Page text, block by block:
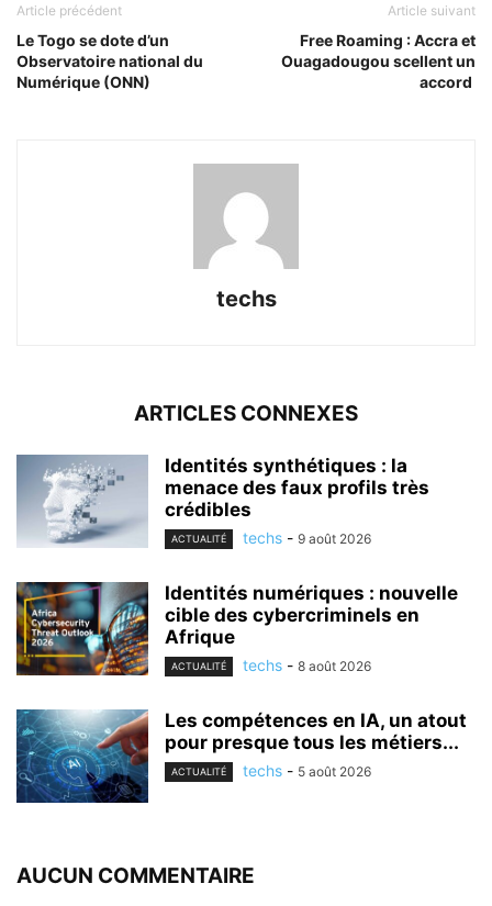
Article précédent
Le Togo se dote d’un
Observatoire national du
Numérique (ONN)
Article suivant
Free Roaming : Accra et
Ouagadougou scellent un
accord
techs
ARTICLES CONNEXES
Identités synthétiques : la
menace des faux profils très
crédibles
ACTUALITÉ techs - 9 août 2026
Identités numériques : nouvelle
cible des cybercriminels en
Afrique
ACTUALITÉ techs - 8 août 2026
Les compétences en IA, un atout
pour presque tous les métiers...
ACTUALITÉ techs - 5 août 2026
AUCUN COMMENTAIRE